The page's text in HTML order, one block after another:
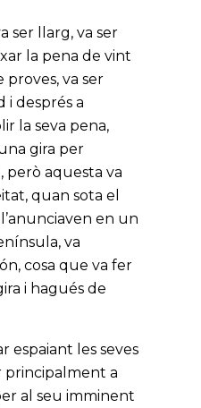
ser llarg, va ser
la pena de vint
va ser
i després a
la seva pena,
gira per
però aquesta va
quan sota el
en un
va
cosa que va fer
i hagués de
espaiant les seves
principalment a
al seu imminent